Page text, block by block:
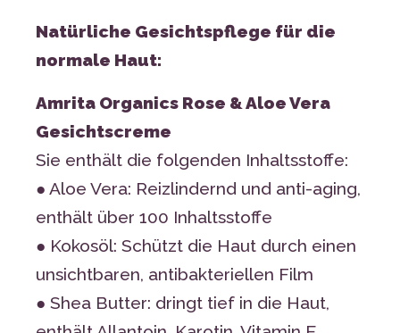
Natürliche Gesichtspflege für die
normale Haut:
Amrita Organics Rose & Aloe Vera
Gesichtscreme
Sie enthält die folgenden Inhaltsstoffe:
● Aloe Vera: Reizlindernd und anti-aging,
enthält über 100 Inhaltsstoffe
● Kokosöl: Schützt die Haut durch einen
unsichtbaren, antibakteriellen Film
● Shea Butter: dringt tief in die Haut,